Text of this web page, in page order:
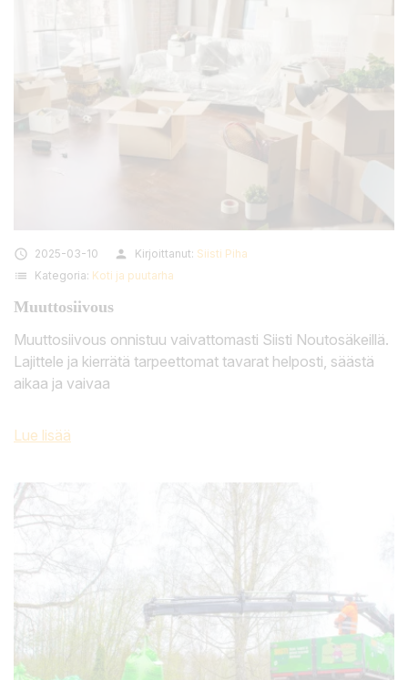
 2025-03-10 person Kirjoittanut: Siisti Piha
list Kategoria: Koti ja puutarha
Muuttosiivous
Muuttosiivous onnistuu vaivattomasti Siisti Noutosäkeillä.
Lajittele ja kierrätä tarpeettomat tavarat helposti, säästä
aikaa ja vaivaa
Lue lisää